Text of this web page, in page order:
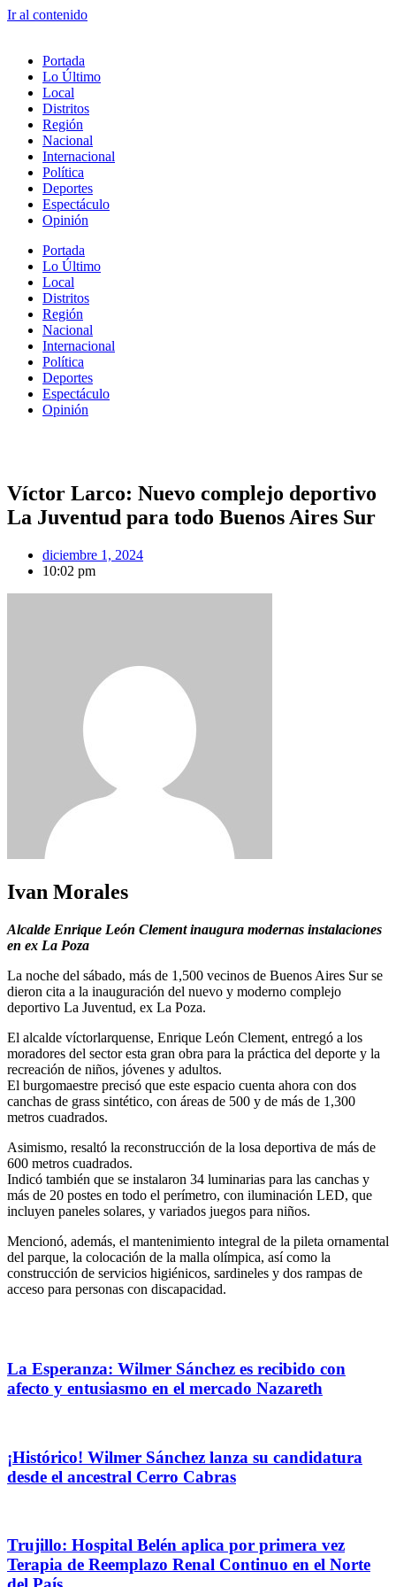
Ir al contenido
Portada
Lo Último
Local
Distritos
Región
Nacional
Internacional
Política
Deportes
Espectáculo
Opinión
Portada
Lo Último
Local
Distritos
Región
Nacional
Internacional
Política
Deportes
Espectáculo
Opinión
Víctor Larco: Nuevo complejo deportivo
La Juventud para todo Buenos Aires Sur
diciembre 1, 2024
10:02 pm
Ivan Morales
Alcalde Enrique León Clement inaugura modernas instalaciones
en ex La Poza
La noche del sábado, más de 1,500 vecinos de Buenos Aires Sur se
dieron cita a la inauguración del nuevo y moderno complejo
deportivo La Juventud, ex La Poza.
El alcalde víctorlarquense, Enrique León Clement, entregó a los
moradores del sector esta gran obra para la práctica del deporte y la
recreación de niños, jóvenes y adultos.
El burgomaestre precisó que este espacio cuenta ahora con dos
canchas de grass sintético, con áreas de 500 y de más de 1,300
metros cuadrados.
Asimismo, resaltó la reconstrucción de la losa deportiva de más de
600 metros cuadrados.
Indicó también que se instalaron 34 luminarias para las canchas y
más de 20 postes en todo el perímetro, con iluminación LED, que
incluyen paneles solares, y variados juegos para niños.
Mencionó, además, el mantenimiento integral de la pileta ornamental
del parque, la colocación de la malla olímpica, así como la
construcción de servicios higiénicos, sardineles y dos rampas de
acceso para personas con discapacidad.
La Esperanza: Wilmer Sánchez es recibido con
afecto y entusiasmo en el mercado Nazareth
¡Histórico! Wilmer Sánchez lanza su candidatura
desde el ancestral Cerro Cabras
Trujillo: Hospital Belén aplica por primera vez
Terapia de Reemplazo Renal Continuo en el Norte